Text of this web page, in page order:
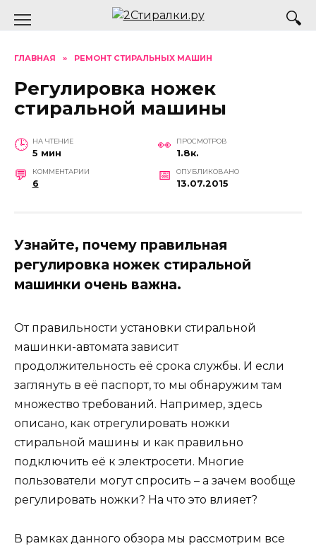
ГЛАВНАЯ » РЕМОНТ СТИРАЛЬНЫХ МАШИН
Регулировка ножек
стиральной машины
НА ЧТЕНИЕ
5 мин
ПРОСМОТРОВ
1.8к.
КОММЕНТАРИИ
6
ОПУБЛИКОВАНО
13.07.2015
Узнайте, почему правильная
регулировка ножек стиральной
машинки очень важна.
От правильности установки стиральной
машинки-автомата зависит
продолжительность её срока службы. И если
заглянуть в её паспорт, то мы обнаружим там
множество требований. Например, здесь
описано, как отрегулировать ножки
стиральной машины и как правильно
подключить её к электросети. Многие
пользователи могут спросить – а зачем вообще
регулировать ножки? На что это влияет?
В рамках данного обзора мы рассмотрим все